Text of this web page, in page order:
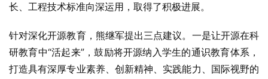
长、工程技术标准向深运用，取得了积极进展。
针对深化开源教育，熊继军提出三点建议。一是让开源在科
研教育中“活起来”，鼓励将开源纳入学生的通识教育体系，
打造具有深厚专业素养、创新精神、实践能力、国际视野的